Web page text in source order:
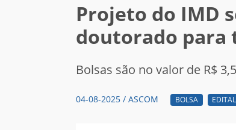
Projeto do IMD
doutorado para
Bolsas são no valor de R$
04-08-2025 / ASCOM BOLSA EDITAL